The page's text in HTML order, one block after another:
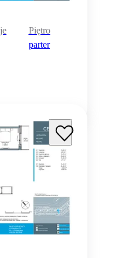
Piętro
parter